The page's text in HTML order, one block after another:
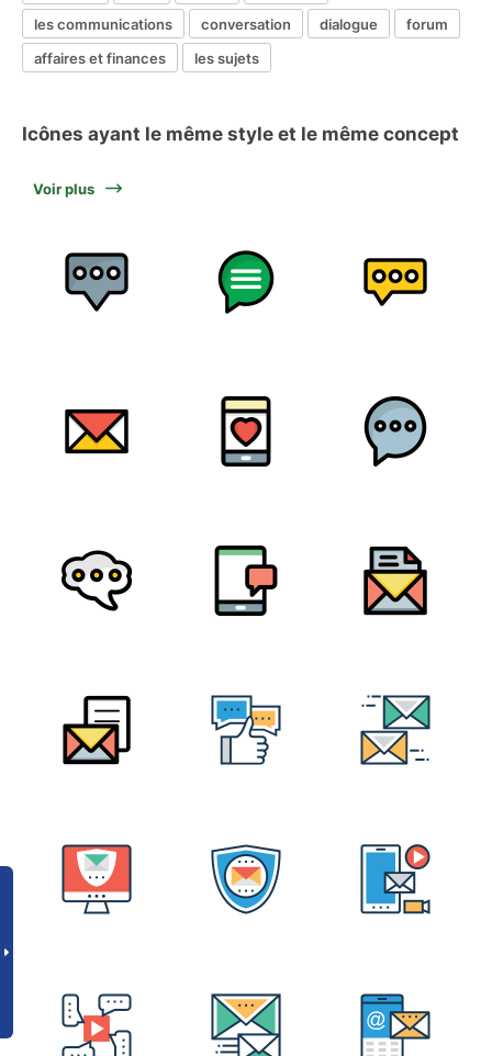
les communications
conversation dialogue
forum
affaires et finances
les sujets
Icônes ayant le même style et le même concept
Voir plus